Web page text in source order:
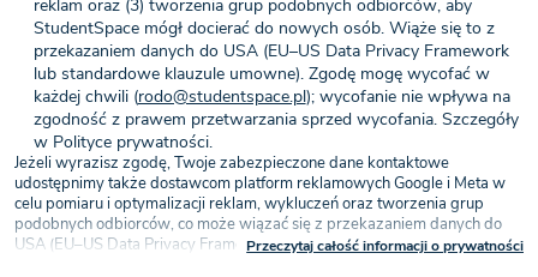
reklam oraz (3) tworzenia grup podobnych odbiorców, aby
StudentSpace mógł docierać do nowych osób. Wiąże się to z
przekazaniem danych do USA (EU–US Data Privacy Framework
lub standardowe klauzule umowne). Zgodę mogę wycofać w
każdej chwili (rodo@studentspace.pl); wycofanie nie wpływa na
zgodność z prawem przetwarzania sprzed wycofania. Szczegóły
w Polityce prywatności.
Jeżeli wyrazisz zgodę, Twoje zabezpieczone dane kontaktowe
udostępnimy także dostawcom platform reklamowych Google i Meta w
celu pomiaru i optymalizacji reklam, wykluczeń oraz tworzenia grup
podobnych odbiorców, co może wiązać się z przekazaniem danych do
USA (EU–US Data Privacy Framework lub standardowe klauzule
Przeczytaj całość informacji o prywatności